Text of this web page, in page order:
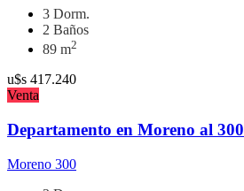
3 Dorm.
2 Baños
89 m2
u$s 417.240
Venta
Departamento en Moreno al 300
Moreno 300